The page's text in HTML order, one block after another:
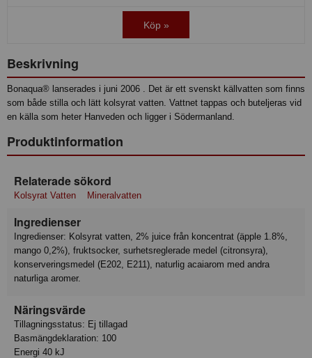
Köp »
Beskrivning
Bonaqua® lanserades i juni 2006 . Det är ett svenskt källvatten som finns
som både stilla och lätt kolsyrat vatten. Vattnet tappas och buteljeras vid
en källa som heter Hanveden och ligger i Södermanland.
Produktinformation
Relaterade sökord
Kolsyrat Vatten Mineralvatten
Ingredienser
mango 0,2%), fruktsocker, surhetsreglerade medel (citronsyra),
konserveringsmedel (E202, E211), naturlig acaiarom med andra
naturliga aromer.
Näringsvärde
Tillagningsstatus: Ej tillagad
Basmängdeklaration: 100
Energi 40 kJ